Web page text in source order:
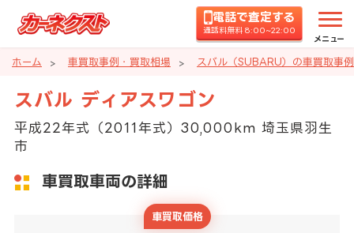
電話で査定する
通話料無料 8:00~22:00
メニュー
ホーム 車買取事例・買取相場 スバル（SUBARU）の車買取事
スバル ディアスワゴン
平成22年式（2011年式）30,000km 埼玉県羽生
市
車買取車両の詳細
車買取価格